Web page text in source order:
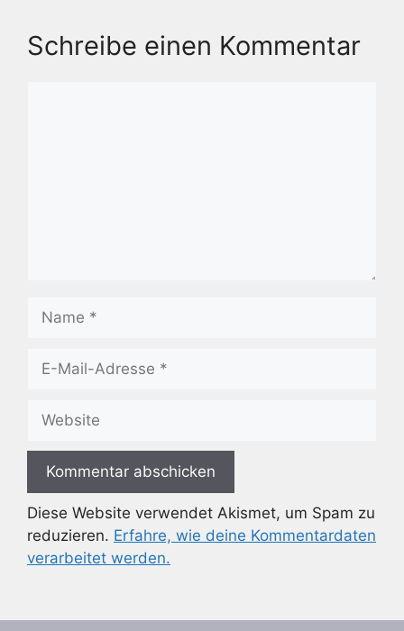
Schreibe einen Kommentar
Name
Website
Diese Website verwendet Akismet, um Spam zu
reduzieren. Erfahre, wie deine Kommentardaten
verarbeitet werden.